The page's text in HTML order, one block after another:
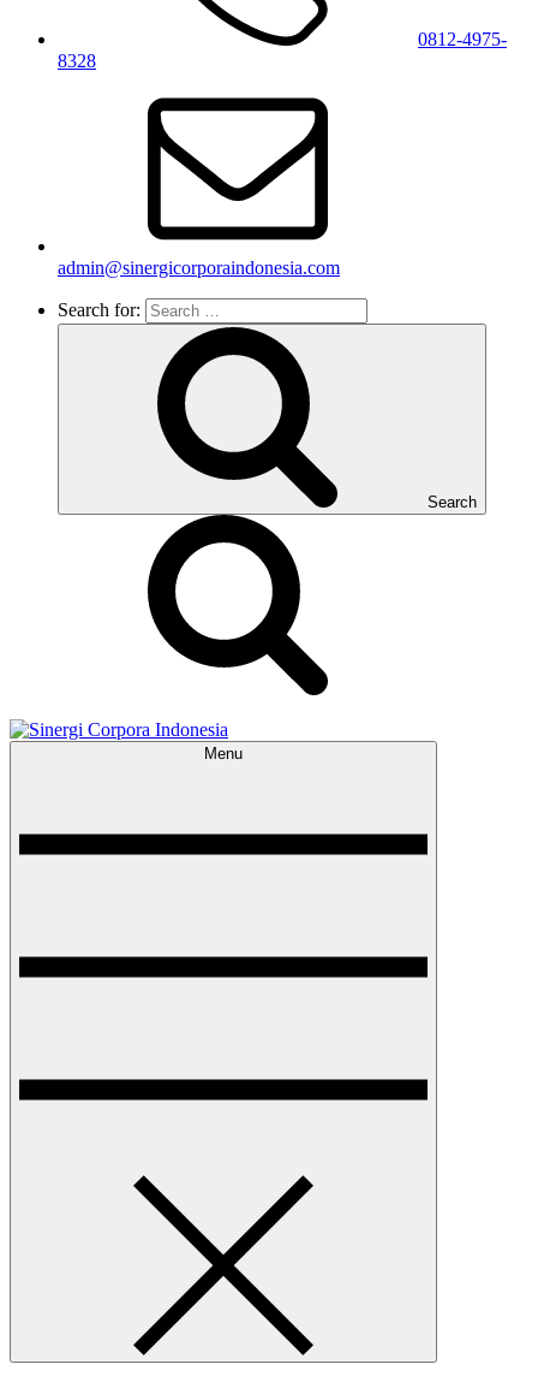
0812-4975-
8328
admin@sinergicorporaindonesia.com
Search for:
Search
Menu